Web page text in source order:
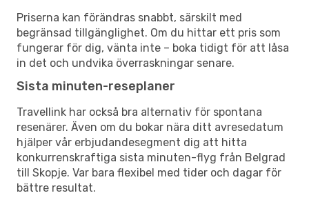
Priserna kan förändras snabbt, särskilt med
begränsad tillgänglighet. Om du hittar ett pris som
fungerar för dig, vänta inte – boka tidigt för att låsa
in det och undvika överraskningar senare.
Sista minuten-reseplaner
Travellink har också bra alternativ för spontana
resenärer. Även om du bokar nära ditt avresedatum
hjälper vår erbjudandesegment dig att hitta
konkurrenskraftiga sista minuten-flyg från Belgrad
till Skopje. Var bara flexibel med tider och dagar för
bättre resultat.